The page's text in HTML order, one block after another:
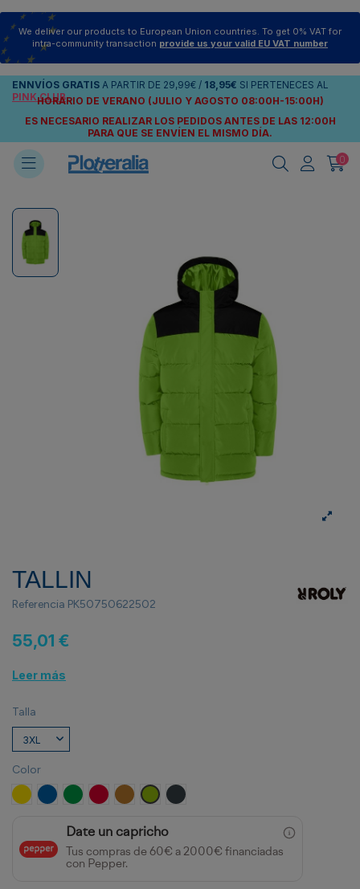
We deliver our products to European Union countries. To get 0% VAT for
intra-community transaction provide us your valid EU VAT number
ENNVÍOS GRATIS A PARTIR DE 29,99€ / 18,95€ SI PERTENECES AL
PINK CLUB
HORARIO DE VERANO (JULIO Y AGOSTO 08:00H-15:00H)
ES NECESARIO REALIZAR LOS PEDIDOS ANTES DE LAS 12:00H
PARA QUE SE ENVÍEN EL MISMO DÍA.
0
TALLIN
Referencia PK50750622502
55,01 €
Leer más
Talla
Color
AMARILLO/MARINO
ROYAL/MARINO
VERDE HELECHO/MARINO
ROJO/NEGRO
AMARILLO CURRY/NEGRO
LIMA/NEGROEBANO/NEGRO
Date un capricho
Tus compras de 60€ a 2000€ financiadas
con Pepper.